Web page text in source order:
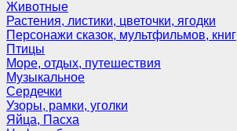
Животные
Растения, листики, цветочки, ягодки
Персонажи сказок, мультфильмов, книг
Птицы
Море, отдых, путешествия
Музыкальное
Сердечки
Узоры, рамки, уголки
Яйца, Пасха